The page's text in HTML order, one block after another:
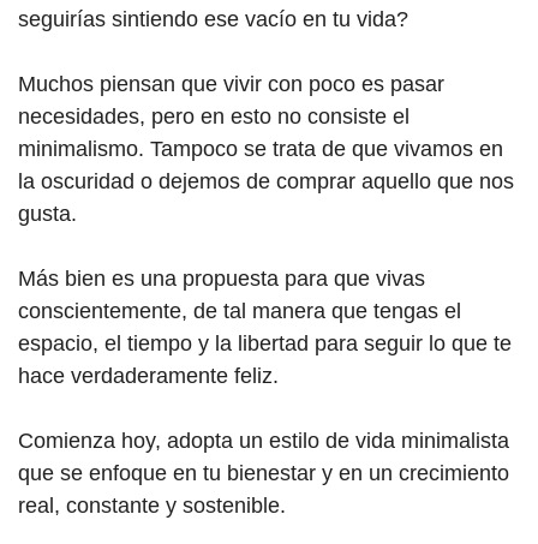
seguirías sintiendo ese vacío en tu vida?
Muchos piensan que vivir con poco es pasar
necesidades, pero en esto no consiste el
minimalismo. Tampoco se trata de que vivamos en
la oscuridad o dejemos de comprar aquello que nos
gusta.
Más bien es una propuesta para que vivas
conscientemente, de tal manera que tengas el
espacio, el tiempo y la libertad para seguir lo que te
hace verdaderamente feliz.
Comienza hoy, adopta un estilo de vida minimalista
que se enfoque en tu bienestar y en un crecimiento
real, constante y sostenible.